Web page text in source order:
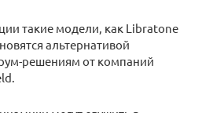
такие модели, как Libratone
альтернативой
решениям от компаний